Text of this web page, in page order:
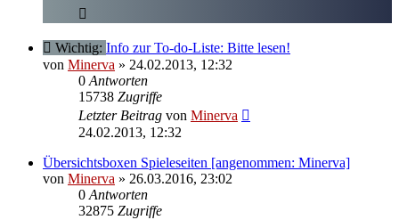
Wichtig: Info zur To-do-Liste: Bitte lesen!
von Minerva » 24.02.2013, 12:32
0 Antworten
15738 Zugriffe
Letzter Beitrag von Minerva
24.02.2013, 12:32
Übersichtsboxen Spieleseiten [angenommen: Minerva]
von Minerva » 26.03.2016, 23:02
0 Antworten
32875 Zugriffe